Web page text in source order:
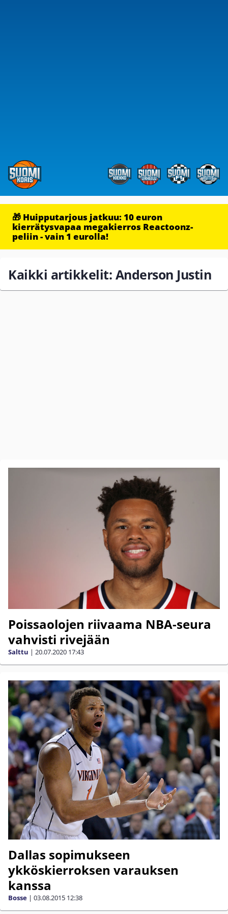
🎁 Huipputarjous jatkuu: 10 euron
kierrätysvapaa megakierros Reactoonz-
peliin - vain 1 eurolla!
Kaikki artikkelit: Anderson Justin
Poissaolojen riivaama NBA-seura
vahvisti rivejään
Salttu | 20.07.2020 17:43
Dallas sopimukseen
ykköskierroksen varauksen
kanssa
Bosse | 03.08.2015 12:38